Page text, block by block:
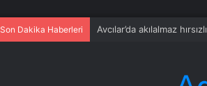
Son Dakika Haberleri Avcılar’da akılalmaz